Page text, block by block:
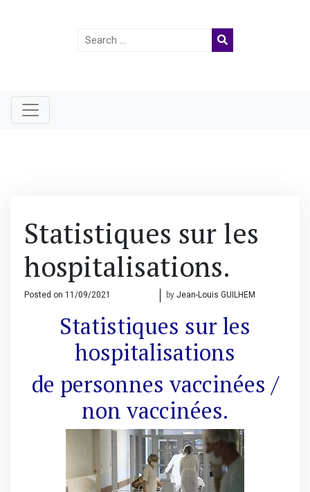
Search
Statistiques sur les
hospitalisations.
Posted on 11/09/2021 by Jean-Louis GUILHEM
Statistiques sur les
hospitalisations
de personnes vaccinées /
non vaccinées.